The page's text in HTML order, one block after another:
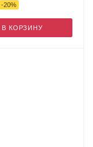
-20%
В КОРЗИНУ